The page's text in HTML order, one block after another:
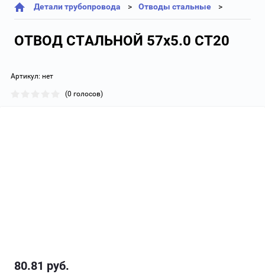
Детали трубопровода Отводы стальные
ОТВОД СТАЛЬНОЙ 57х5.0 СТ20
Артикул: нет
(0 голосов)
80.81 руб.